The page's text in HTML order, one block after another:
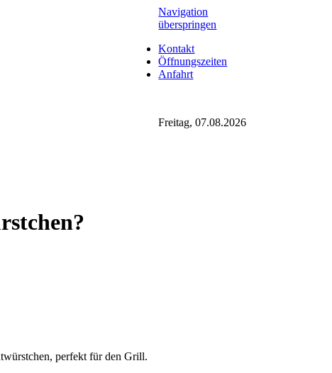
Navigation
überspringen
Kontakt
Öffnungszeiten
Anfahrt
Freitag, 07.08.2026
perfekt für den Grill.